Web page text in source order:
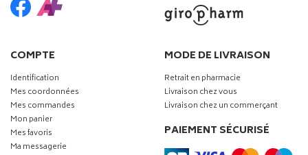
COMPTE
Identification
Mes coordonnées
Mes commandes
Mon panier
Mes favoris
Ma messagerie
MODE DE LIVRAISON
Retrait en pharmacie
Livraison chez vous
Livraison chez un commerçant
PAIEMENT SÉCURISÉ